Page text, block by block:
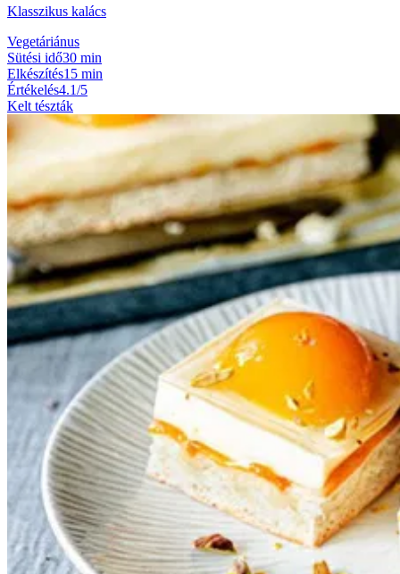
Klasszikus kalács
Vegetáriánus
Sütési idő30 min
Elkészítés15 min
Értékelés4.1/5
Kelt tészták